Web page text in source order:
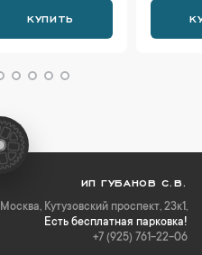
КУПИТЬ
ИП ГУБАНОВ С.В.
Москва, Кутузовский проспект, 23к1,
Есть бесплатная парковка!
+7 (925) 761-22-06